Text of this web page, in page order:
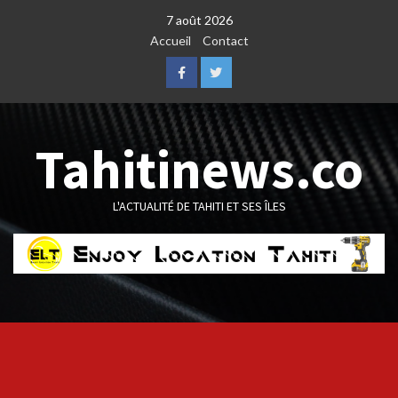
7 août 2026
Accueil
Contact
FacebookTwitter
Tahitinews.co
L'ACTUALITÉ DE TAHITI ET SES ÎLES